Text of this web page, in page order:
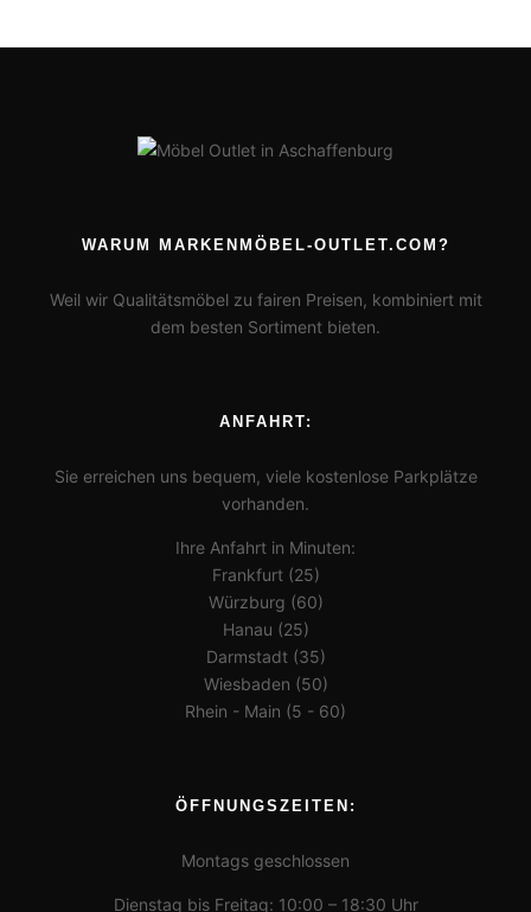
WARUM MARKENMÖBEL-OUTLET.COM?
Weil wir Qualitätsmöbel zu fairen Preisen, kombiniert mit
dem besten Sortiment bieten.
ANFAHRT:
Sie erreichen uns bequem, viele kostenlose Parkplätze
vorhanden.
Ihre Anfahrt in Minuten:
Frankfurt (25)
Würzburg (60)
Hanau (25)
Darmstadt (35)
Wiesbaden (50)
Rhein - Main (5 - 60)
ÖFFNUNGSZEITEN:
Montags geschlossen
Dienstag bis Freitag: 10:00 – 18:30 Uhr